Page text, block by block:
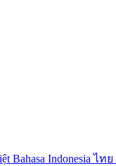
Bahasa Indonesiaไทย